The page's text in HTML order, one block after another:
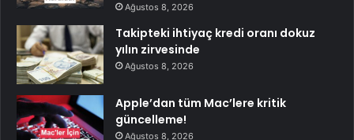
Ağustos 8, 2026
Takipteki ihtiyaç kredi oranı dokuz
yılın zirvesinde
Ağustos 8, 2026
Apple’dan tüm Mac’lere kritik
güncelleme!
Ağustos 8, 2026